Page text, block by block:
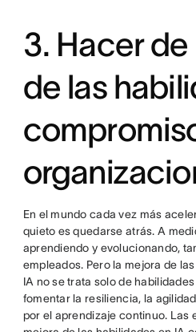
3. Hacer
de las
En el mundo cada vez más
quieto es quedarse atrás. A
aprendiendo y evolucionando,
empleados. Pero la mejora de
IA no se trata solo de
fomentar la resiliencia, la
por el aprendizaje continuo. Las